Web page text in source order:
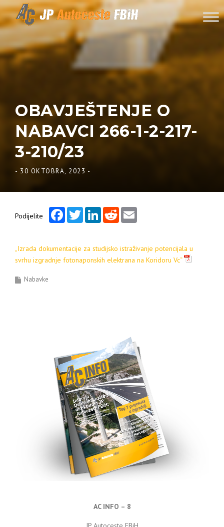
Skip to content
OBAVJEŠTENJE O
NABAVCI 266-1-2-217-
3-210/23
- 30 OKTOBRA, 2023 -
Podijelite
FacebookTwitterLinkedInReddit
„Izrada dokumentacije za studijsko istraživanje potencijala u
svrhu izgradnje fotonaponskih elektrana na Koridoru Vc“
Nabavke
AC INFO – 8